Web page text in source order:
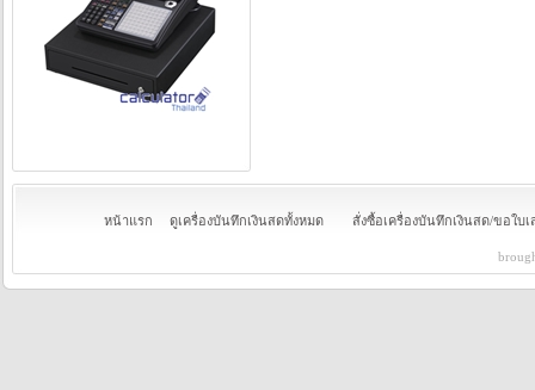
หน้าแรก ดูเครื่องบันทึกเงินสดทั้งหมด สั่งซื้อเครื่องบันทึกเงินสด/ขอใบ